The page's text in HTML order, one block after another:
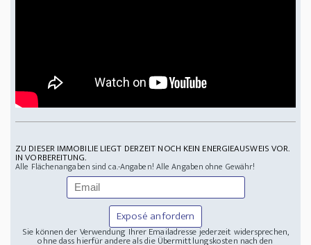
ZU DIESER IMMOBILIE LIEGT DERZEIT NOCH KEIN ENERGIEAUSWEIS VOR.
IN VORBEREITUNG.
Alle Flächenangaben sind ca.-Angaben! Alle Angaben ohne Gewähr!
Exposé anfordern
Sie können der Verwendung Ihrer Emailadresse jederzeit widersprechen,
ohne dass hierfür andere als die Übermittlungskosten nach den